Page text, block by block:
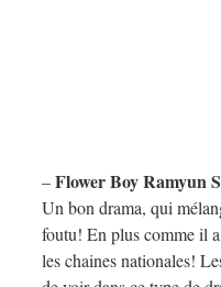
–Flower Boy Ramyun
Un bon drama, qui
foutu! En plus comme il
les chaines nationales!